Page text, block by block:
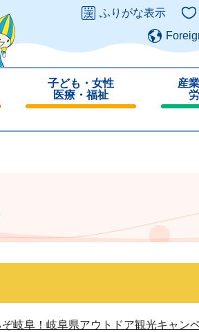
ふりがな表示
子ども・女性
医療・福祉
じ
産
じ
岐阜！岐阜県アウトドア観光キャン